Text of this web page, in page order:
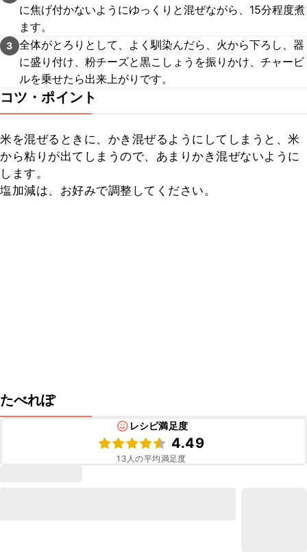
に焦げ付かないようにゆっくりと混ぜながら、15分程度煮
ます。
3 全体がとろりとして、よく馴染んだら、火から下ろし、器
に盛り付け、粉チーズと黒こしょうを振りかけ、チャービ
ルを乗せたら出来上がりです。
コツ・ポイント
米を混ぜるときに、かき混ぜるようにしてしまうと、米
から粘りが出てしまうので、あまりかき混ぜないように
します。
塩加減は、お好みで調整してください。
たべれぽ
レシピ満足度
4.49
13 人の平均満足度